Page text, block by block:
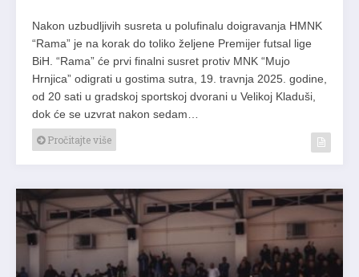
Nakon uzbudljivih susreta u polufinalu doigravanja HMNK
“Rama” je na korak do toliko željene Premijer futsal lige
BiH. “Rama” će prvi finalni susret protiv MNK “Mujo
Hrnjica” odigrati u gostima sutra, 19. travnja 2025. godine,
od 20 sati u gradskoj sportskoj dvorani u Velikoj Kladuši,
dok će se uzvrat nakon sedam…
Pročitajte više